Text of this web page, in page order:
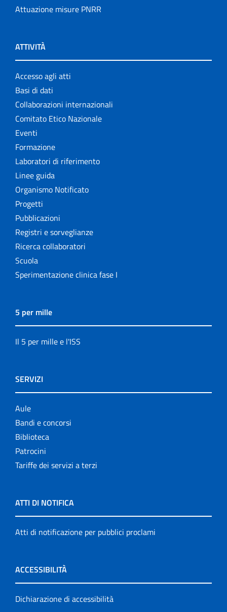
Attuazione misure PNRR
ATTIVITÀ
Accesso agli atti
Basi di dati
Collaborazioni internazionali
Comitato Etico Nazionale
Eventi
Formazione
Laboratori di riferimento
Linee guida
Organismo Notificato
Progetti
Pubblicazioni
Registri e sorveglianze
Ricerca collaboratori
Scuola
Sperimentazione clinica fase I
5 per mille
Il 5 per mille e l'ISS
SERVIZI
Aule
Bandi e concorsi
Biblioteca
Patrocini
Tariffe dei servizi a terzi
ATTI DI NOTIFICA
Atti di notificazione per pubblici proclami
ACCESSIBILITÀ
Dichiarazione di accessibilità